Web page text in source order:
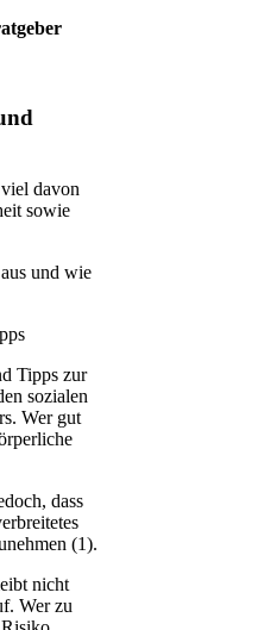
davon
sowie
und wie
Tipps zur
sozialen
Wer gut
dass
(1).
nicht
Wer zu